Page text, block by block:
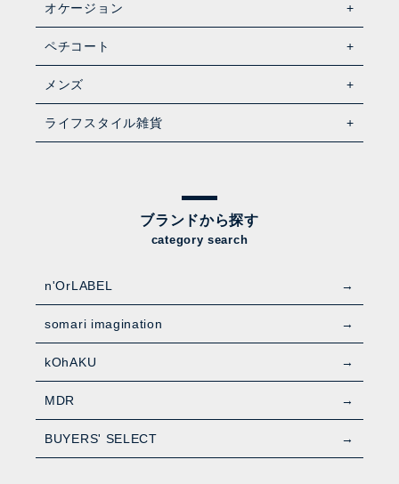
オケージョン
ペチコート
メンズ
ライフスタイル雑貨
ブランドから探す
category search
n'OrLABEL
somari imagination
kOhAKU
MDR
BUYERS' SELECT